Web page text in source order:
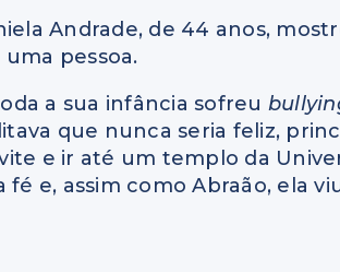
Andrade, de 44 anos,
pessoa.
a sua infância sofreu
que nunca seria feliz,
e ir até um templo da
e, assim como Abraão, ela